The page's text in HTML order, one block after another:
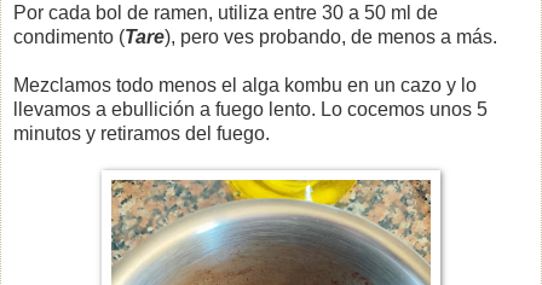
Por cada bol de ramen, utiliza entre 30 a 50 ml de
condimento (Tare), pero ves probando, de menos a más.
Mezclamos todo menos el alga kombu en un cazo y lo
llevamos a ebullición a fuego lento. Lo cocemos unos 5
minutos y retiramos del fuego.